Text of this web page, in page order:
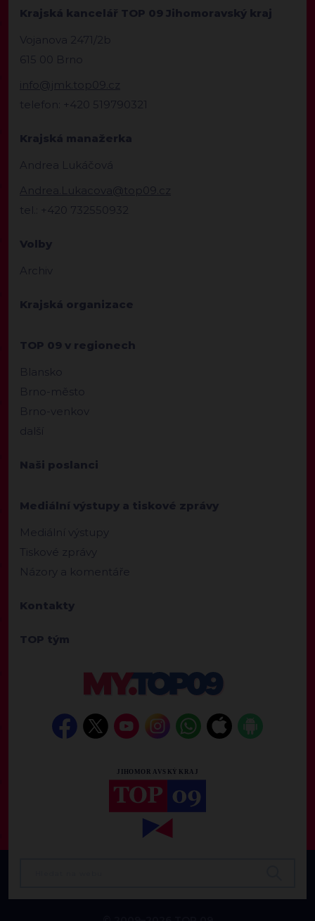
Krajská kancelář TOP 09 Jihomoravský kraj
Vojanova 2471/2b
615 00 Brno
info@jmk.top09.cz
telefon: +420 519790321
Krajská manažerka
Andrea Lukáčová
Andrea.Lukacova@top09.cz
tel.: +420 732550932
Volby
Archiv
Krajská organizace
TOP 09 v regionech
Blansko
Brno-město
Brno-venkov
další
Naši poslanci
Mediální výstupy a tiskové zprávy
Mediální výstupy
Tiskové zprávy
Názory a komentáře
Kontakty
TOP tým